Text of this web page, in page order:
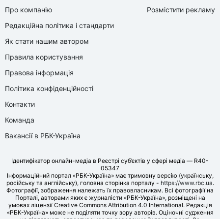
Про компанію
Редакційна політика і стандарти
Як стати нашим автором
Правила користування
Правова інформація
Політика конфіденційності
Контакти
Команда
Вакансії в РБК-Україна
Розмістити рекламу
Ідентифікатор онлайн-медіа в Реєстрі суб’єктів у сфері медіа — R40-
05347
Інформаційний портал «РБК-Україна» має тримовну версію (українську,
російську та англійську), головна сторінка порталу - https://www.rbc.ua.
Фотографії, зображення належать їх правовласникам. Всі фотографії на
Порталі, авторами яких є журналісти «РБК-Україна», розміщені на
умовах ліцензії Creative Commons Attribution 4.0 International. Редакція
«РБК-Україна» може не поділяти точку зору авторів. Оціночні судження